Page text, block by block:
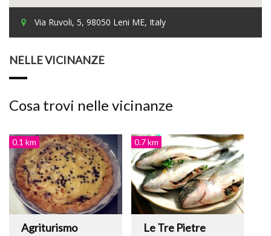
Via Ruvoli, 5, 98050 Leni ME, Italy
NELLE VICINANZE
Cosa trovi nelle vicinanze
0.1 km
Agriturismo
0.7 km
Le Tre Pietre